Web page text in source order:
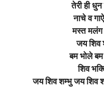
तेरी ही
नाचे व
मस्त
जय शिव
बम भोले
शिव
जय शिव शम्भु जय शिव